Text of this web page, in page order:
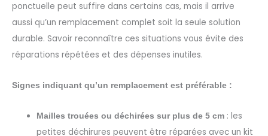
ponctuelle peut suffire dans certains cas, mais il arrive
aussi qu’un remplacement complet soit la seule solution
durable. Savoir reconnaître ces situations vous évite des
réparations répétées et des dépenses inutiles.
Signes indiquant qu’un remplacement est préférable :
Mailles trouées ou déchirées sur plus de 5 cm : les
petites déchirures peuvent être réparées avec un kit